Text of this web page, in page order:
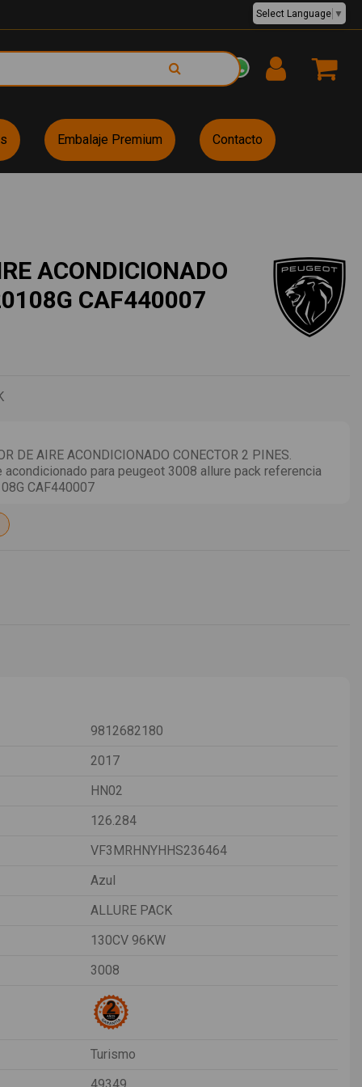
EUR €
Select Language ▼
Embalaje Premium Contacto
ACONDICIONADO
CAF440007
DE AIRE ACONDICIONADO CONECTOR 2 PINES.
para peugeot 3008 allure pack referencia
CAF440007
9812682180
2017
HN02
126.284
VF3MRHNYHHS236464
Azul
ALLURE PACK
130CV 96KW
3008
Turismo